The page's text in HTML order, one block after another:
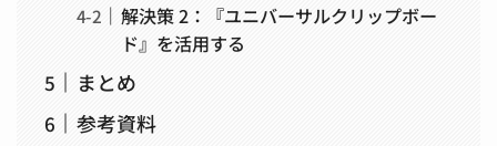
解決策 2：『ユニバーサルクリップボー
ド』を活用する
まとめ
参考資料